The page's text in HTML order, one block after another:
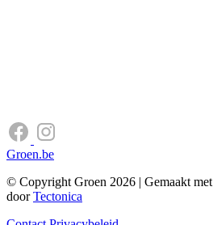
Groen.be
© Copyright Groen 2026 | Gemaakt met
doorTectonica